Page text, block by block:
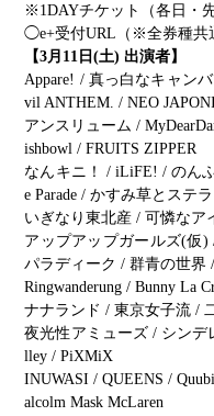
※1DAYチケット（各日・
◯e+受付URL（※全券種共
【3月11日(土) 出演者】
Appare! / 真っ白なキャン
vil ANTHEM. / NEO
アンスリューム /
ishbowl / FRUITS ZIPPER
なんキニ！ / iLiFE! / のん
e Parade / かすみ草とステラ
いぎなり東北産 / 可憐なア
アップアップガールズ(仮)
パラディーク / 群⻘の世界
Ringwanderung / Bunny La
ナナランド / 東京女子流 /
夜光性アミューズ / シンデ
lley / PiXMiX
INUWASI / QUEENS /
alcolm Mask McLaren